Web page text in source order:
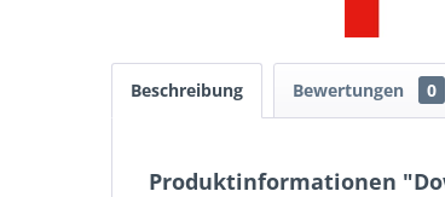
Beschreibung Bewertungen 0
Produktinformationen